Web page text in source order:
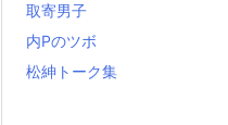
取寄男子
内Pのツボ
松紳トーク集